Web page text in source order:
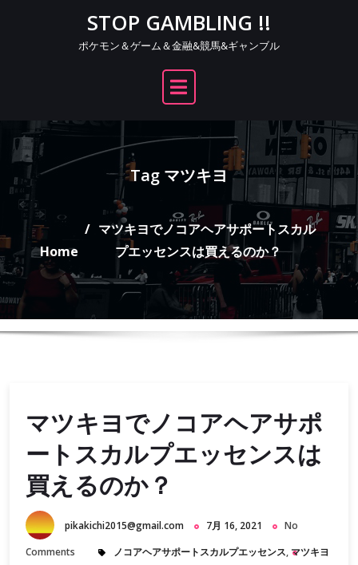
STOP GAMBLING !!
ポケモン＆ゲーム＆金融&競馬&ギャンブル
Tag マツキヨ
Home
マツキヨでノコアヘアサポートスカル
プエッセンスは買えるのか？
マツキヨでノコアヘアサポ
ートスカルプエッセンスは
買えるのか？
pikakichi2015@gmail.com 7月 16, 2021
No
Comments
ノコアヘアサポートスカルプエッセンス, マツキヨ